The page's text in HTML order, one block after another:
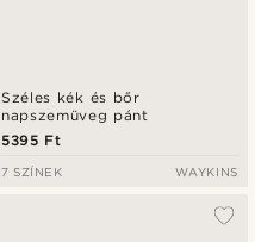
Széles kék és bőr
napszemüveg pánt
5395 Ft
7 SZÍNEK WAYKINS